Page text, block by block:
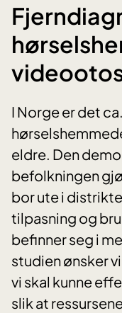
I Norge er det
eldre. Den
befolkningen
bor ute i
tilpasning og
befinner seg i
studien ønsker
vi skal kunne
slik at